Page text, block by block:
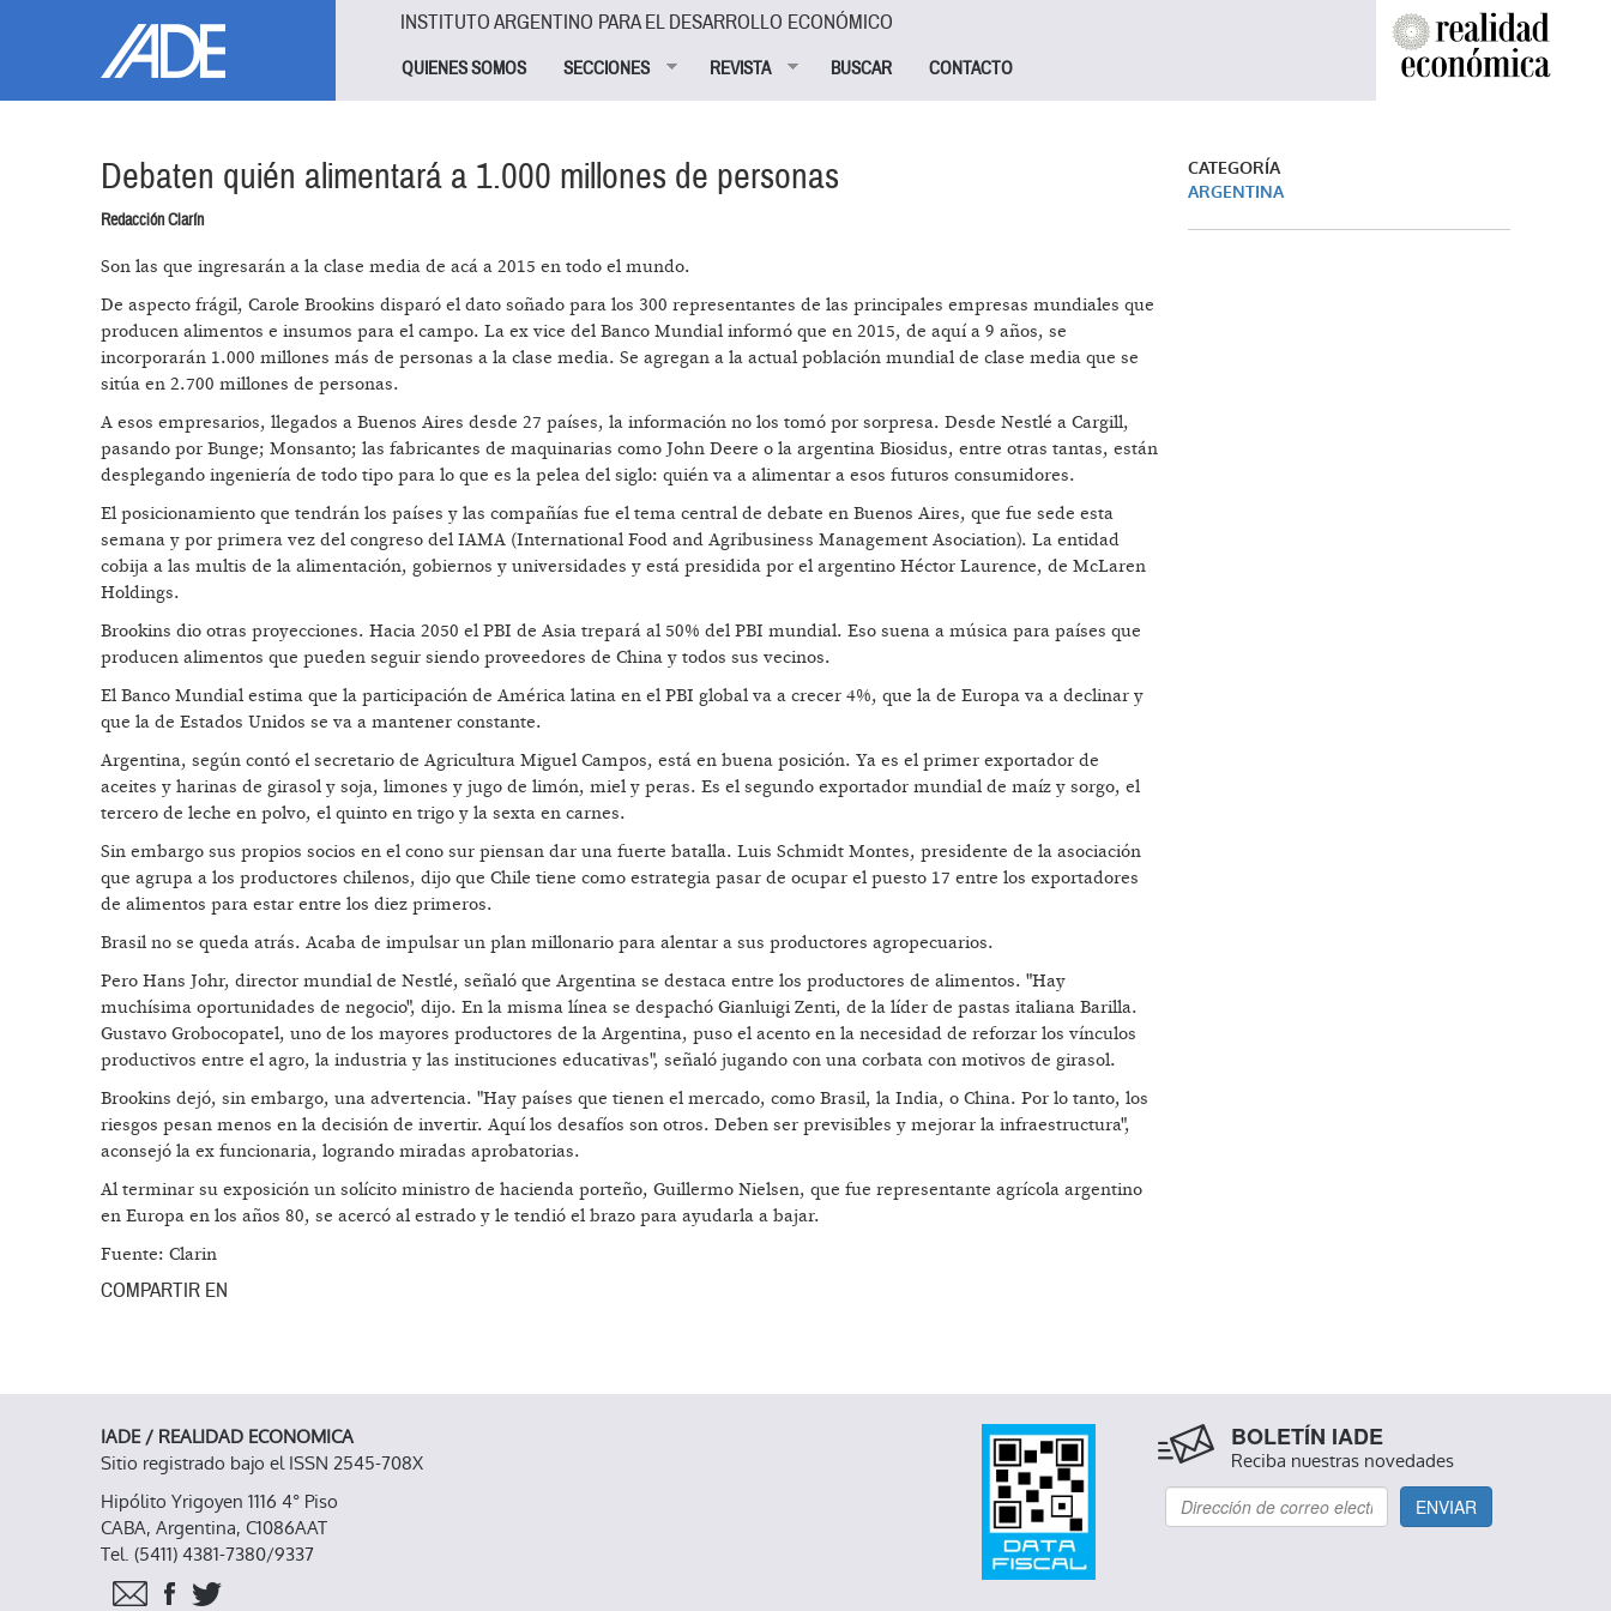
INSTITUTO ARGENTINO PARA EL DESARROLLO ECONÓMICO
QUIENES SOMOS SECCIONES REVISTA BUSCAR CONTACTO
Debaten quién alimentará a 1.000 millones de personas
Redacción Clarín
Son las que ingresarán a la clase media de acá a 2015 en todo el mundo.
De aspecto frágil, Carole Brookins disparó el dato soñado para los 300 representantes de las principales empresas mundiales que
producen alimentos e insumos para el campo. La ex vice del Banco Mundial informó que en 2015, de aquí a 9 años, se
incorporarán 1.000 millones más de personas a la clase media. Se agregan a la actual población mundial de clase media que se
sitúa en 2.700 millones de personas.
A esos empresarios, llegados a Buenos Aires desde 27 países, la información no los tomó por sorpresa. Desde Nestlé a Cargill,
pasando por Bunge; Monsanto; las fabricantes de maquinarias como John Deere o la argentina Biosidus, entre otras tantas, están
desplegando ingeniería de todo tipo para lo que es la pelea del siglo: quién va a alimentar a esos futuros consumidores.
El posicionamiento que tendrán los países y las compañías fue el tema central de debate en Buenos Aires, que fue sede esta
semana y por primera vez del congreso del IAMA (International Food and Agribusiness Management Asociation). La entidad
cobija a las multis de la alimentación, gobiernos y universidades y está presidida por el argentino Héctor Laurence, de McLaren
Holdings.
Brookins dio otras proyecciones. Hacia 2050 el PBI de Asia trepará al 50% del PBI mundial. Eso suena a música para países que
producen alimentos que pueden seguir siendo proveedores de China y todos sus vecinos.
El Banco Mundial estima que la participación de América latina en el PBI global va a crecer 4%, que la de Europa va a declinar y
que la de Estados Unidos se va a mantener constante.
Argentina, según contó el secretario de Agricultura Miguel Campos, está en buena posición. Ya es el primer exportador de
aceites y harinas de girasol y soja, limones y jugo de limón, miel y peras. Es el segundo exportador mundial de maíz y sorgo, el
tercero de leche en polvo, el quinto en trigo y la sexta en carnes.
Sin embargo sus propios socios en el cono sur piensan dar una fuerte batalla. Luis Schmidt Montes, presidente de la asociación
que agrupa a los productores chilenos, dijo que Chile tiene como estrategia pasar de ocupar el puesto 17 entre los exportadores
de alimentos para estar entre los diez primeros.
Brasil no se queda atrás. Acaba de impulsar un plan millonario para alentar a sus productores agropecuarios.
Pero Hans Johr, director mundial de Nestlé, señaló que Argentina se destaca entre los productores de alimentos. "Hay
muchísima oportunidades de negocio", dijo. En la misma línea se despachó Gianluigi Zenti, de la líder de pastas italiana Barilla.
Gustavo Grobocopatel, uno de los mayores productores de la Argentina, puso el acento en la necesidad de reforzar los vínculos
productivos entre el agro, la industria y las instituciones educativas", señaló jugando con una corbata con motivos de girasol.
Brookins dejó, sin embargo, una advertencia. "Hay países que tienen el mercado, como Brasil, la India, o China. Por lo tanto, los
riesgos pesan menos en la decisión de invertir. Aquí los desafíos son otros. Deben ser previsibles y mejorar la infraestructura",
aconsejó la ex funcionaria, logrando miradas aprobatorias.
Al terminar su exposición un solícito ministro de hacienda porteño, Guillermo Nielsen, que fue representante agrícola argentino
en Europa en los años 80, se acercó al estrado y le tendió el brazo para ayudarla a bajar.
Fuente: Clarin
COMPARTIR EN
CATEGORÍA
ARGENTINA
IADE / REALIDAD ECONOMICA
Sitio registrado bajo el ISSN 2545-708X
Hipólito Yrigoyen 1116 4° Piso
CABA, Argentina, C1086AAT
Tel. (5411) 4381-7380/9337
BOLETÍN IADE
Reciba nuestras novedades
ENVIAR